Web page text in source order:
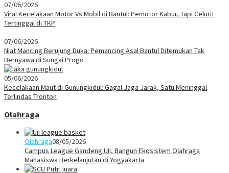
07/06/2026
Viral Kecelakaan Motor Vs Mobil di Bantul: Pemotor Kabur, Tapi Celurit
Tertinggal di TKP
07/06/2026
Niat Mancing Berujung Duka: Pemancing Asal Bantul Ditemukan Tak
Bernyawa di Sungai Progo
05/06/2026
Kecelakaan Maut di Gunungkidul: Gagal Jaga Jarak, Satu Meninggal
Terlindas Tronton
Olahraga
Olahraga08/05/2026
Campus League Gandeng UII, Bangun Ekosistem Olahraga
Mahasiswa Berkelanjutan di Yogyakarta